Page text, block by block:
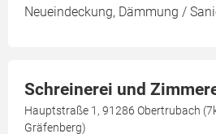
Neueindeckung, Dämmung /
Schreinerei und
Hauptstraße 1, 91286 Obertrubach
Gräfenberg)